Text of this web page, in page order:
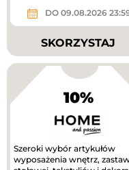
DO 09.08.2026
SKORZYSTAJ
10%
Szeroki wybór artykułów
wyposażenia wnętrz,